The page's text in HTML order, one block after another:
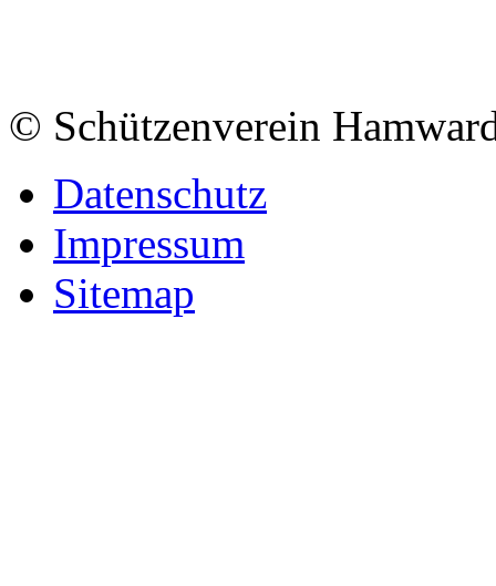
© Schützenverein
Datenschutz
Impressum
Sitemap